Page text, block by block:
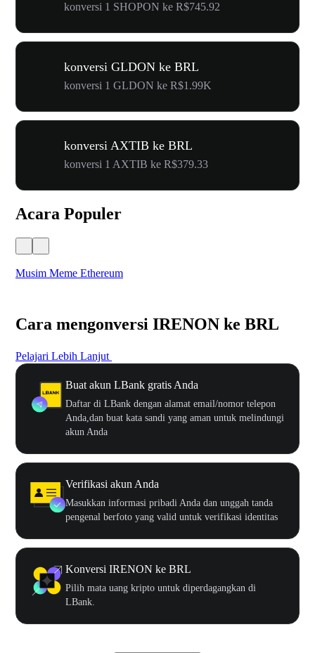
konversi 1 SHOPON ke R$745.92
konversi GLDON ke BRL
konversi 1 GLDON ke R$1.99K
konversi AXTIB ke BRL
konversi 1 AXTIB ke R$379.33
Acara Populer
Musim Meme Ethereum
Cara mengonversi IRENON ke BRL
Pelajari Lebih Lanjut
Buat akun LBank gratis Anda
Daftar di LBank dengan alamat email/nomor telepon
Anda,dan buat kata sandi yang aman untuk melindungi
akun Anda
Verifikasi akun Anda
Masukkan informasi pribadi Anda dan unggah tanda
pengenal berfoto yang valid untuk verifikasi identitas
Konversi IRENON ke BRL
Pilih mata uang kripto untuk diperdagangkan di
LBank.